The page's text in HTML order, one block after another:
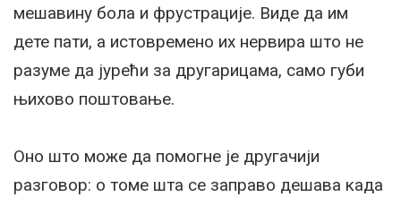
мешавину бола и фрустрације. Виде да им
дете пати, а истовремено их нервира што не
разуме да јурећи за другарицама, само губи
њихово поштовање.
Оно што може да помогне је другачији
разговор: о томе шта се заправо дешава када